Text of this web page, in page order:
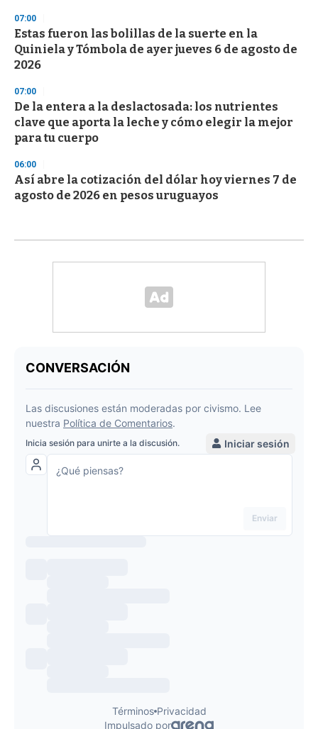
07:00
Estas fueron las bolillas de la suerte en la
Quiniela y Tómbola de ayer jueves 6 de agosto de
2026
07:00
De la entera a la deslactosada: los nutrientes
clave que aporta la leche y cómo elegir la mejor
para tu cuerpo
06:00
Así abre la cotización del dólar hoy viernes 7 de
agosto de 2026 en pesos uruguayos